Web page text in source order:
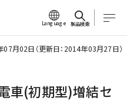
Language 製品検索
車(初期型)増結セ
月02日（更新日：2014年03月27日）